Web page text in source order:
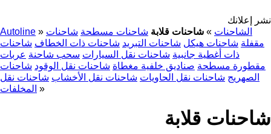
نشر إعلانك
Autoline » الشاحنات » شاحنات قلابة شاحنات مسطحة شاحنات
مقفلة شاحنات هيكل شاحنات التبريد شاحنات ذات الخطاف شاحنات
ذات أغطية جانبية شاحنات نقل السيارات سحب شاحنة عربات
مقطورة مسطحة صناديق خلفية مغطاة شاحنات نقل الوقود شاحنات
الصهريج شاحنات نقل الحاويات شاحنات نقل الأخشاب شاحنات نقل
المخلفات »
شاحنات قلابة